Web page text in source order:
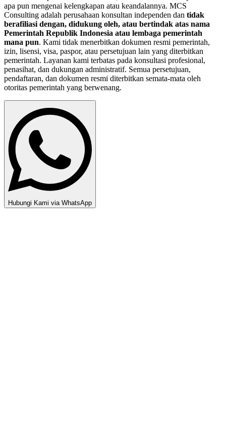
apa pun mengenai kelengkapan atau keandalannya. MCS
Consulting adalah perusahaan konsultan independen dan tidak
berafiliasi dengan, didukung oleh, atau bertindak atas nama
Pemerintah Republik Indonesia atau lembaga pemerintah
mana pun. Kami tidak menerbitkan dokumen resmi pemerintah,
izin, lisensi, visa, paspor, atau persetujuan lain yang diterbitkan
pemerintah. Layanan kami terbatas pada konsultasi profesional,
penasihat, dan dukungan administratif. Semua persetujuan,
pendaftaran, dan dokumen resmi diterbitkan semata-mata oleh
otoritas pemerintah yang berwenang.
Hubungi Kami via WhatsApp